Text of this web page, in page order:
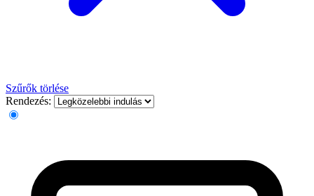
Szűrők törlése
Rendezés: